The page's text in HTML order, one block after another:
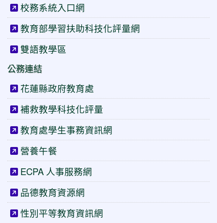
校務系統入口網
教育部學習扶助科技化評量網
雙語教學區
公務連結
花蓮縣政府教育處
補救教學科技化評量
教育處學生事務資訊網
營養午餐
ECPA 人事服務網
品德教育資源網
性別平等教育資訊網